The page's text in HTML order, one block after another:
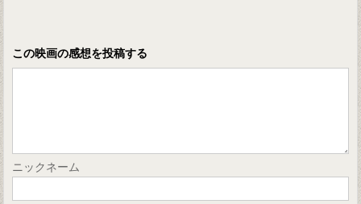
この映画の感想を投稿する
ニックネーム